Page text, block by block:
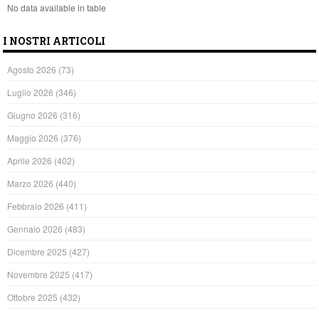
No data available in table
I NOSTRI ARTICOLI
Agosto 2026 (73)
Luglio 2026 (346)
Giugno 2026 (316)
Maggio 2026 (376)
Aprile 2026 (402)
Marzo 2026 (440)
Febbraio 2026 (411)
Gennaio 2026 (483)
Dicembre 2025 (427)
Novembre 2025 (417)
Ottobre 2025 (432)